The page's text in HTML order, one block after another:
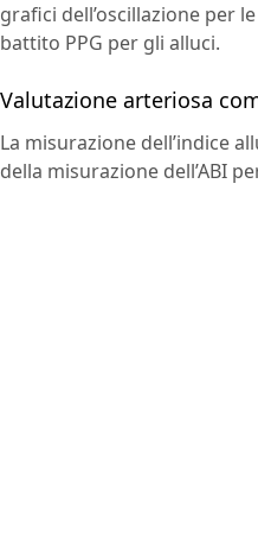
grafici dell’oscillazione per
battito PPG per gli alluci.
Valutazione arteriosa
La misurazione dell’indice
della misurazione dell’ABI